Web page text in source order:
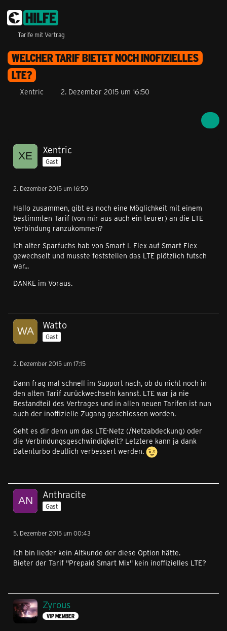
Tarife mit Vertrag
WELCHER TARIF BIETET NOCH INOFIZIELLES
LTE?
Xentric 2. Dezember 2015 um 16:50
Xentric
Gast
2. Dezember 2015 um 16:50
Hallo zusammen, gibt es noch eine Möglichkeit mit einem
bestimmten Tarif (von mir aus auch ein teurer) an die LTE
Verbindung ranzukommen?
Ich alter Sparfuchs hab von Smart L Flex auf Smart Flex
gewechselt und musste feststellen das LTE plötzlich futsch
war...
DANKE im Voraus.
Watto
Gast
2. Dezember 2015 um 17:15
Dann frag mal schnell im Support nach, ob du nicht noch in
den alten Tarif zurückwechseln kannst. LTE war ja nie
Bestandteil des Vertrages und in allen neuen Tarifen ist nun
auch der inoffizielle Zugang geschlossen worden.
Geht es dir denn um das LTE-Netz (/Netzabdeckung) oder
die Verbindungsgeschwindigkeit? Letztere kann ja dank
Datenturbo deutlich verbessert werden.
Anthracite
Gast
5. Dezember 2015 um 00:43
Ich bin lieder kein Altkunde der diese Option hätte.
Bieter der Tarif "Prepaid Smart Mix" kein inoffizielles LTE?
Zyrous
VIP MEMBER